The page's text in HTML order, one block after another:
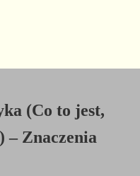
(Co to jest,
– Znaczenia